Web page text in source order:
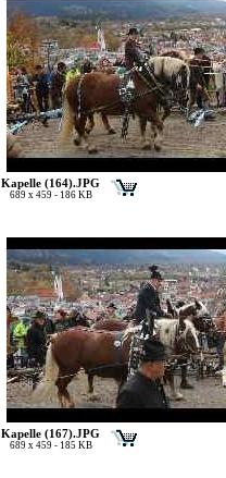
Kapelle (164).JPG
689 x 459 - 186 KB
Kapelle (167).JPG
689 x 459 - 185 KB